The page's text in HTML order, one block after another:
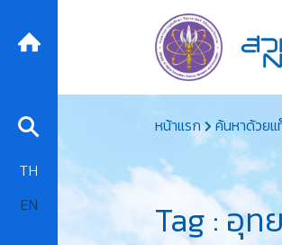
to
content
หน้าแรก ค้นหาด้วยแ
Tag : อุท
TH
EN